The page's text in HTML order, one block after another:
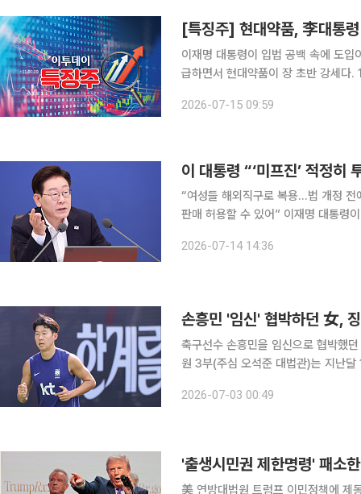
[특징주] 현대약품, 李대통
이재명 대통령이 입법 공백 속에 도
급하면서 현대약품이 장 초반 강세다. 15일 한국거래소에 따르면 오전 9시 50분 기준 현대약품은
원, 알리코제약은 3.98% 오른 2350
2026-07-15 09:59
이 대통령 “‘미프진’ 적정
“여성들 해외직구로 복용…법 개정 전
판매 허용할 수 있어” 이재명 대통령이 임신 초기에 임신 중지를 유도할 수 있는 의약품 ‘미프진’ 국
고 미프진과 관련해 “정부에 좀 어려
2026-07-14 14:36
손흥민 '임신' 협박하던 女,
축구선수 손흥민을 임신으로 협박했던 여성과 공
원 3부(주심 오석준 대법관)는 지난
한 경우 쟁점에 대한 판단 없이 상고
2026-07-03 00:49
'출생시민권 제한명령' 패소
美 연방대법원 트럼프 이민정책에 제